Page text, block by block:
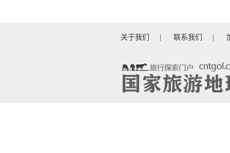
关于我们 联系我们